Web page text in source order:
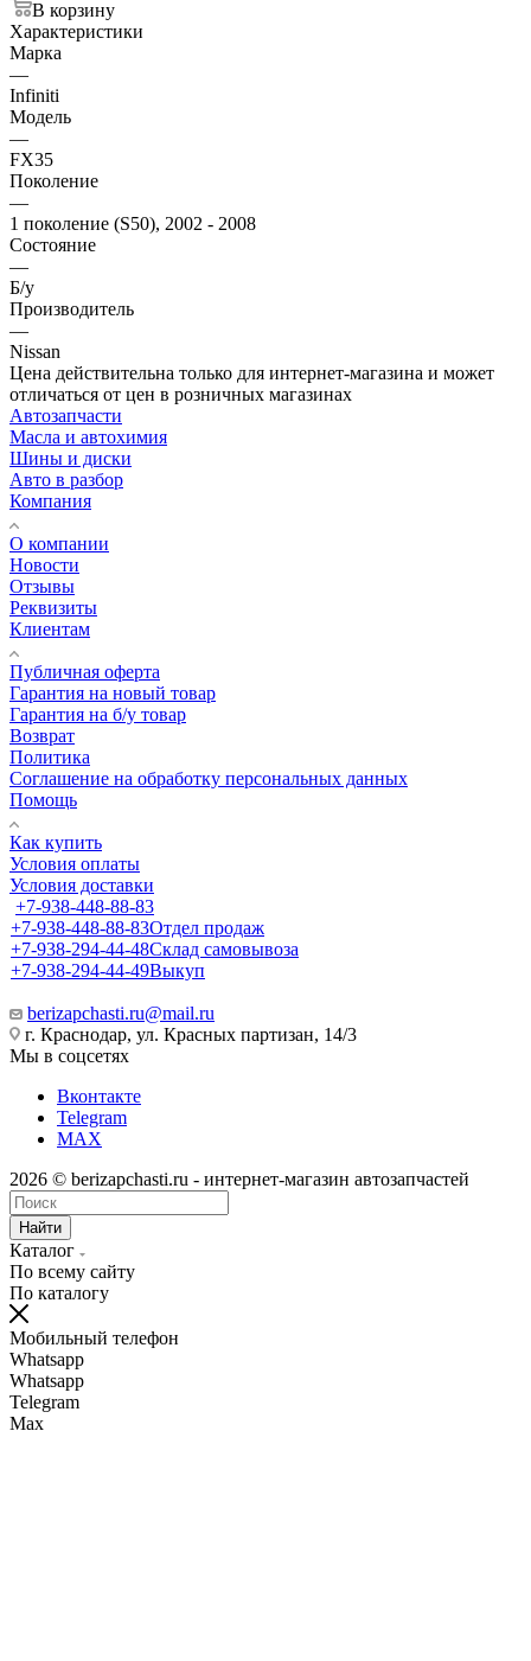
В корзину
Характеристики
Марка
—
Infiniti
Модель
—
FX35
Поколение
—
1 поколение (S50), 2002 - 2008
Состояние
—
Б/у
Производитель
—
Nissan
Цена действительна только для интернет-магазина и может
отличаться от цен в розничных магазинах
Автозапчасти
Масла и автохимия
Шины и диски
Авто в разбор
Компания
О компании
Новости
Отзывы
Реквизиты
Клиентам
Публичная оферта
Гарантия на новый товар
Гарантия на б/у товар
Возврат
Политика
Соглашение на обработку персональных данных
Помощь
Как купить
Условия оплаты
Условия доставки
+7-938-448-88-83
+7-938-448-88-83Отдел продаж
+7-938-294-44-48Склад самовывоза
+7-938-294-44-49Выкуп
berizapchasti.ru@mail.ru
г. Краснодар, ул. Красных партизан, 14/3
Мы в соцсетях
Вконтакте
Telegram
MAX
2026 © berizapchasti.ru - интернет-магазин автозапчастей
Найти
Каталог
По всему сайту
По каталогу
Мобильный телефон
Whatsapp
Whatsapp
Telegram
Max